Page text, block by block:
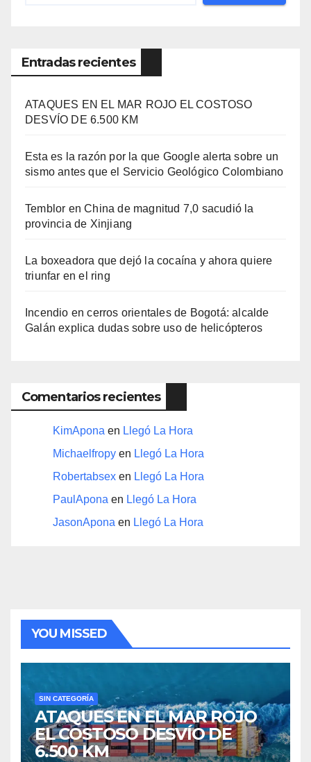
Entradas recientes
ATAQUES EN EL MAR ROJO EL COSTOSO
DESVÍO DE 6.500 KM
Esta es la razón por la que Google alerta sobre un
sismo antes que el Servicio Geológico Colombiano
Temblor en China de magnitud 7,0 sacudió la
provincia de Xinjiang
La boxeadora que dejó la cocaína y ahora quiere
triunfar en el ring​
Incendio en cerros orientales de Bogotá: alcalde
Galán explica dudas sobre uso de helicópteros
Comentarios recientes
KimApona en Llegó La Hora
Michaelfropy en Llegó La Hora
Robertabsex en Llegó La Hora
PaulApona en Llegó La Hora
JasonApona en Llegó La Hora
YOU MISSED
SIN CATEGORÍA
ATAQUES EN EL MAR ROJO
EL COSTOSO DESVÍO DE
6.500 KM